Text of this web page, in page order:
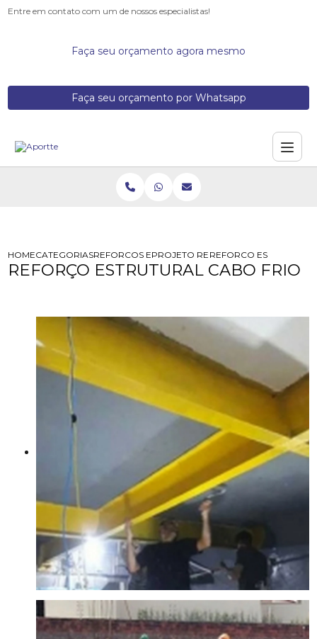
Entre em contato com um de nossos especialistas!
Faça seu orçamento agora mesmo
Faça seu orçamento por Whatsapp
HOMECATEGORIASREFORCOS ESTRUTURAISPROJETO REFORCO ESTRUTURAL
REFORCO
REFORÇO ESTRUTURAL CABO FRIO